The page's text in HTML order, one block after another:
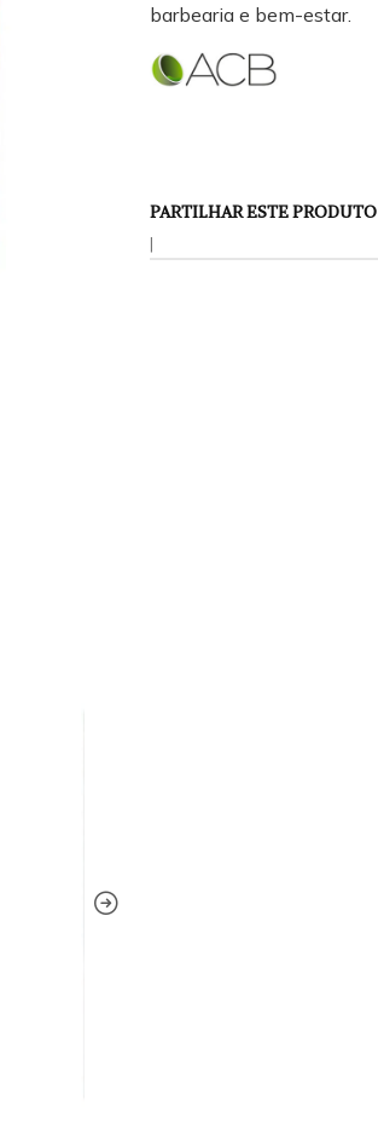
barbearia e bem-estar.
PARTILHAR ESTE PRODUTO
|